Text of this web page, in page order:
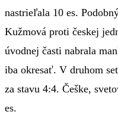
nastrieľala 10 es.
Kužmová proti českej
úvodnej časti nabrala
iba okresať. V druhom
za stavu 4:4. Češke,
es.